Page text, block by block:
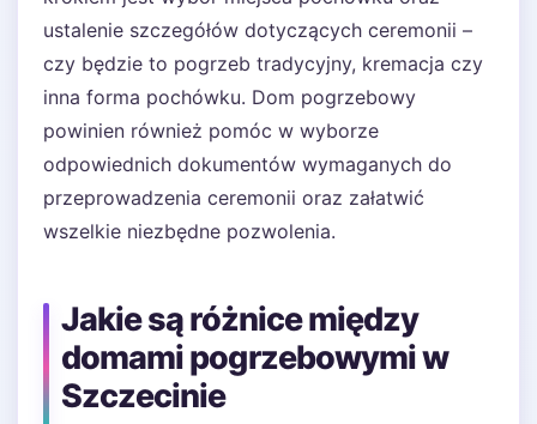
ustalenie szczegółów dotyczących ceremonii –
czy będzie to pogrzeb tradycyjny, kremacja czy
inna forma pochówku. Dom pogrzebowy
powinien również pomóc w wyborze
odpowiednich dokumentów wymaganych do
przeprowadzenia ceremonii oraz załatwić
wszelkie niezbędne pozwolenia.
Jakie są różnice między
domami pogrzebowymi w
Szczecinie